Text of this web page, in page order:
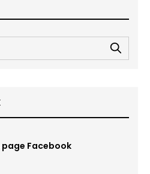
page Facebook